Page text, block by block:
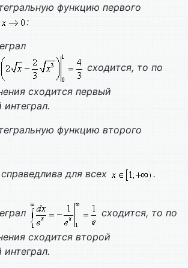
функцию первого
:
сходится, то по
сходится первый
функцию второго
справедлива для всех .
сходится, то по
сходится второй